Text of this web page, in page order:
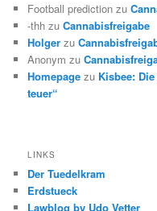
Football prediction zu
-thh zuCannabisfreigabe
Holger zu
Anonym zu
Homepage zu Kisbee:
teuer“
LINKS
Der Tuedelkram
Erdstueck
Lawblog by Udo Vetter